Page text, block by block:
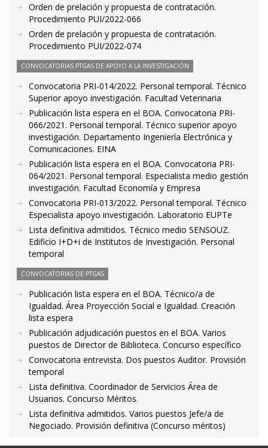
Orden de prelación y propuesta de contratación.
Procedimiento PUI/2022-066
Orden de prelación y propuesta de contratación.
Procedimiento PUI/2022-074
CONVOCATORIAS PTGAS DE APOYO A LA INVESTIGACIÓN
Convocatoria PRI-014/2022. Personal temporal. Técnico
Superior apoyo investigación. Facultad Veterinaria
Publicación lista espera en el BOA. Convocatoria PRI-
066/2021. Personal temporal. Técnico superior apoyo
investigación. Departamento Ingeniería Electrónica y
Comunicaciones. EINA
Publicación lista espera en el BOA. Convocatoria PRI-
064/2021. Personal temporal. Especialista medio gestión
investigación. Facultad Economía y Empresa
Convocatoria PRI-013/2022. Personal temporal. Técnico
Especialista apoyo investigación. Laboratorio EUPTe
Lista definitiva admitidos. Técnico medio SENSOUZ.
Edificio I+D+i de Institutos de Investigación. Personal
temporal
CONVOCATORIAS DE PTGAS
Publicación lista espera en el BOA. Técnico/a de
Igualdad. Área Proyección Social e Igualdad. Creación
lista espera
Publicación adjudicación puestos en el BOA. Varios
puestos de Director de Biblioteca. Concurso específico
Convocatoria entrevista. Dos puestos Auditor. Provisión
temporal
Lista definitiva. Coordinador de Servicios Área de
Usuarios. Concurso Méritos.
Lista definitiva admitidos. Varios puestos Jefe/a de
Negociado. Provisión definitiva (Concurso méritos)